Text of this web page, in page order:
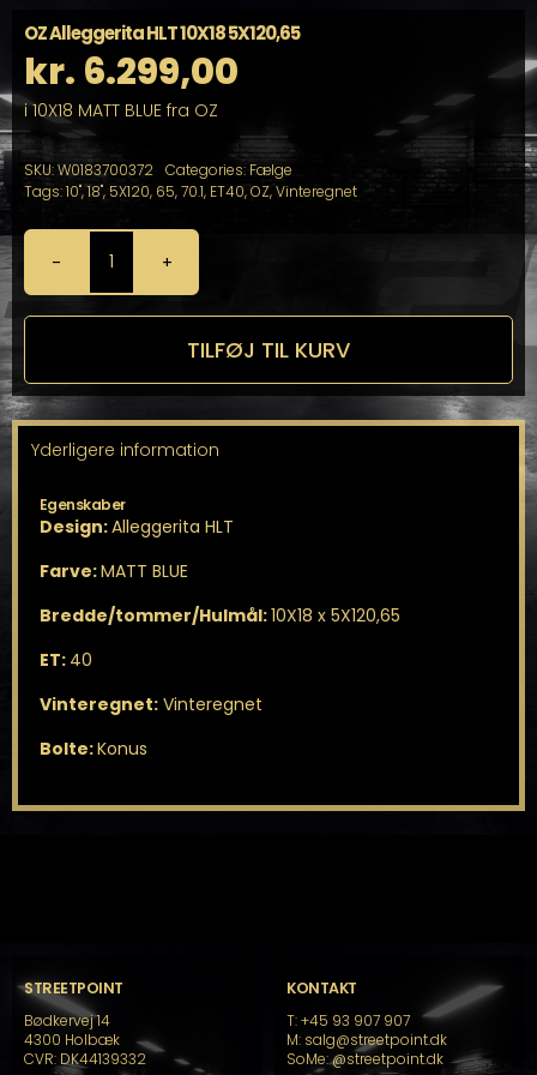
OZ Alleggerita HLT 10X18 5X120,65
kr. 6.299,00
i 10X18 MATT BLUE fra OZ
SKU:W0183700372 Categories: Fælge
Tags:10",18", 5X120, 65,70.1, ET40,OZ,Vinteregnet
OZ
Alleggerita
HLT
antal
TILFØJ TIL KURV
Yderligere information
Egenskaber
Design:Alleggerita HLT
Farve:MATT BLUE
Bredde/tommer/Hulmål:10X18 x 5X120,65
ET: 40
Vinteregnet:Vinteregnet
Bolte:Konus
STREETPOINT
Bødkervej 14
4300 Holbæk
CVR: DK44139332
KONTAKT
T: +45 93 907 907
M: salg@streetpoint.dk
SoMe:@streetpoint.dk